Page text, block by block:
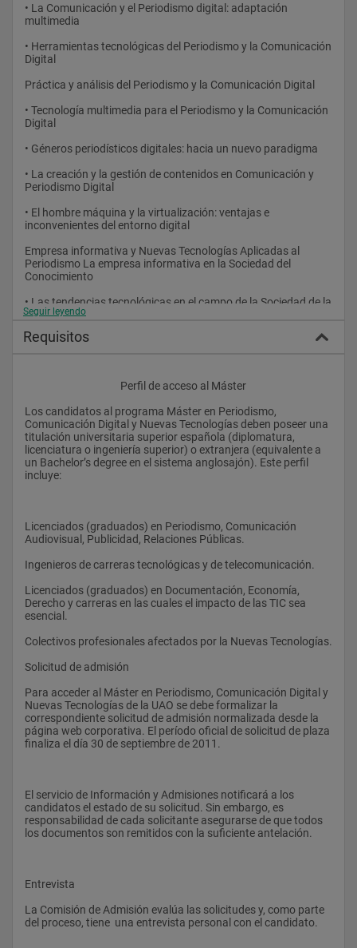
• La Comunicación y el Periodismo digital: adaptación
multimedia
• Herramientas tecnológicas del Periodismo y la Comunicación
Digital
Práctica y análisis del Periodismo y la Comunicación Digital
• Tecnología multimedia para el Periodismo y la Comunicación
Digital
• Géneros periodísticos digitales: hacia un nuevo paradigma
• La creación y la gestión de contenidos en Comunicación y
Periodismo Digital
• El hombre máquina y la virtualización: ventajas e
inconvenientes del entorno digital
Empresa informativa y Nuevas Tecnologías Aplicadas al
Periodismo La empresa informativa en la Sociedad del
Conocimiento
• Las tendencias tecnológicas en el campo de la Sociedad de la
Información
• Banda ancha, Periodismo y Comunicación Digital: factores
Seguir leyendo
Requisitos
					Perfil de acceso al Máster
Los candidatos al programa Máster en Periodismo,
Comunicación Digital y Nuevas Tecnologías deben poseer una
titulación universitaria superior española (diplomatura,
licenciatura o ingeniería superior) o extranjera (equivalente a
un Bachelor’s degree en el sistema anglosajón). Este perfil
incluye:
Licenciados (graduados) en Periodismo, Comunicación
Audiovisual, Publicidad, Relaciones Públicas.
Ingenieros de carreras tecnológicas y de telecomunicación.
Licenciados (graduados) en Documentación, Economía,
Derecho y carreras en las cuales el impacto de las TIC sea
esencial.
Colectivos profesionales afectados por la Nuevas Tecnologías.
Solicitud de admisión
Para acceder al Máster en Periodismo, Comunicación Digital y
Nuevas Tecnologías de la UAO se debe formalizar la
correspondiente solicitud de admisión normalizada desde la
página web corporativa. El período oficial de solicitud de plaza
finaliza el día 30 de septiembre de 2011.
El servicio de Información y Admisiones notificará a los
candidatos el estado de su solicitud. Sin embargo, es
responsabilidad de cada solicitante asegurarse de que todos
los documentos son remitidos con la suficiente antelación.
Entrevista
La Comisión de Admisión evalúa las solicitudes y, como parte
del proceso, tiene  una entrevista personal con el candidato.